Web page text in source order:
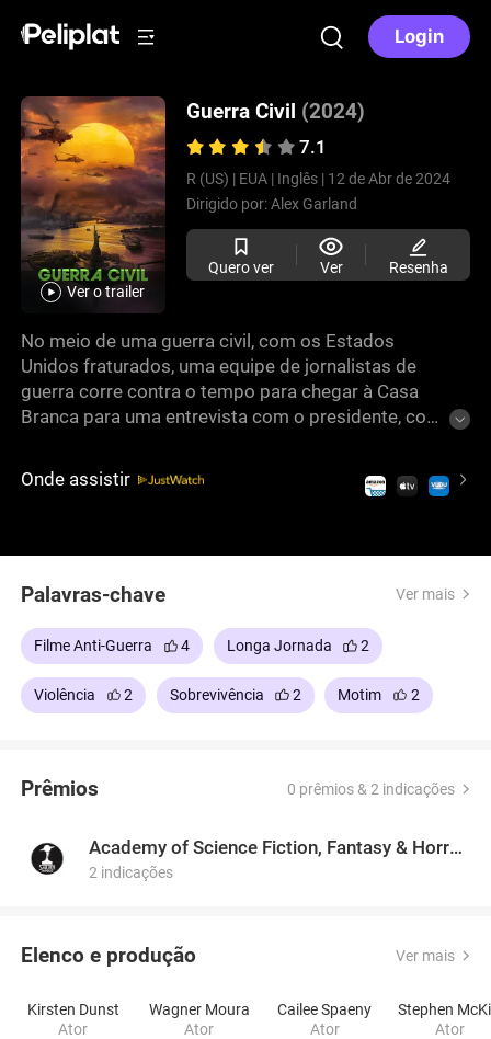
Login
Ver o trailer
Guerra Civil (2024)
7.1
R (US) | EUA | Inglês | 12 de Abr de 2024
Dirigido por:Alex Garland
Quero ver Ver Resenha
No meio de uma guerra civil, com os Estados
Unidos fraturados, uma equipe de jornalistas de
guerra corre contra o tempo para chegar à Casa
Branca para uma entrevista com o presidente, com
alterar o destino da nação. Protagonizado por
Wagner Moura e Kirsten Dunst, nesta guerra civil, o
Onde assistir
Palavras-chave Ver mais
Filme Anti-Guerra 4 Longa Jornada 2
Violência 2 Sobrevivência 2 Motim 2
Prêmios 0 prêmios & 2 indicações
Academy of Science Fiction, Fantasy & Horror Films, USA
2 indicações
Elenco e produção Ver mais
Kirsten Dunst
Ator
Wagner Moura
Ator
Cailee Spaeny
Ator
Ator